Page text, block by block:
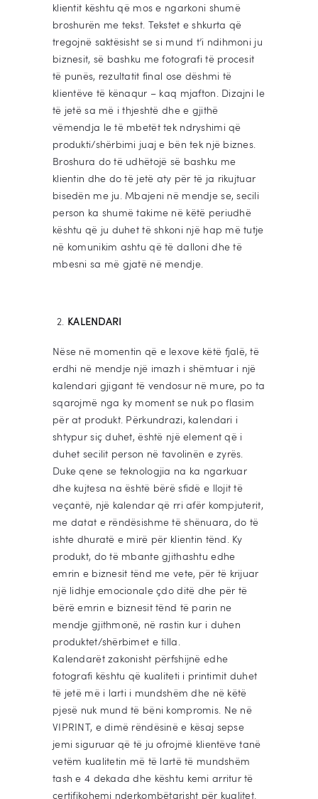
klientit kështu që mos e ngarkoni shumë
broshurën me tekst. Tekstet e shkurta që
tregojnë saktësisht se si mund t’i ndihmoni ju
biznesit, së bashku me fotografi të procesit
të punës, rezultatit final ose dëshmi të
klientëve të kënaqur – kaq mjafton. Dizajni le
të jetë sa më i thjeshtë dhe e gjithë
vëmendja le të mbetët tek ndryshimi që
produkti/shërbimi juaj e bën tek një biznes.
Broshura do të udhëtojë së bashku me
klientin dhe do të jetë aty për të ja rikujtuar
bisedën me ju. Mbajeni në mendje se, secili
person ka shumë takime në këtë periudhë
kështu që ju duhet të shkoni një hap më tutje
në komunikim ashtu që të dalloni dhe të
mbesni sa më gjatë në mendje.
KALENDARI
Nëse në momentin që e lexove këtë fjalë, të
erdhi në mendje një imazh i shëmtuar i një
kalendari gjigant të vendosur në mure, po ta
sqarojmë nga ky moment se nuk po flasim
për at produkt. Përkundrazi, kalendari i
shtypur siç duhet, është një element që i
duhet secilit person në tavolinën e zyrës.
Duke qene se teknologjia na ka ngarkuar
dhe kujtesa na është bërë sfidë e llojit të
veçantë, një kalendar që rri afër kompjuterit,
me datat e rëndësishme të shënuara, do të
ishte dhuratë e mirë për klientin tënd. Ky
produkt, do të mbante gjithashtu edhe
emrin e biznesit tënd me vete, për të krijuar
një lidhje emocionale çdo ditë dhe për të
bërë emrin e biznesit tënd të parin ne
mendje gjithmonë, në rastin kur i duhen
produktet/shërbimet e tilla.
Kalendarët zakonisht përfshijnë edhe
fotografi kështu që kualiteti i printimit duhet
të jetë më i larti i mundshëm dhe në këtë
pjesë nuk mund të bëni kompromis. Ne në
VIPRINT, e dimë rëndësinë e kësaj sepse
jemi siguruar që të ju ofrojmë klientëve tanë
vetëm kualitetin më të lartë të mundshëm
tash e 4 dekada dhe kështu kemi arritur të
certifikohemi nderkombëtarisht për kualitet.